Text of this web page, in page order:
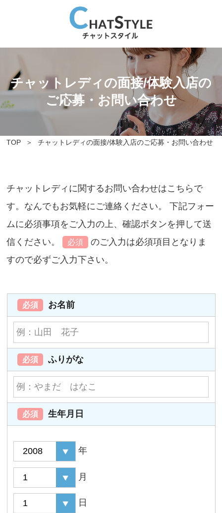
チャットレディの面接/体験入店の
ご応募・お問い合わせ
TOP チャットレディの面接/体験入店のご応募・お問い合わせ
チャットレディに関するお問い合わせはこちらで
す。なんでもお気軽にご連絡ください。 下記フォー
ムに必須事項をご入力の上、確認ボタンを押して送
信ください。
必須
のご入力は必須項目となりま
すので必ずご入力下さい。
必須 お名前
必須 ふりがな
必須 生年月日
年
月
日